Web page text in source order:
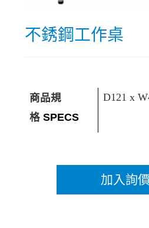
不銹鋼工作桌
商品規
格 SPECS
D121 x
加入詢